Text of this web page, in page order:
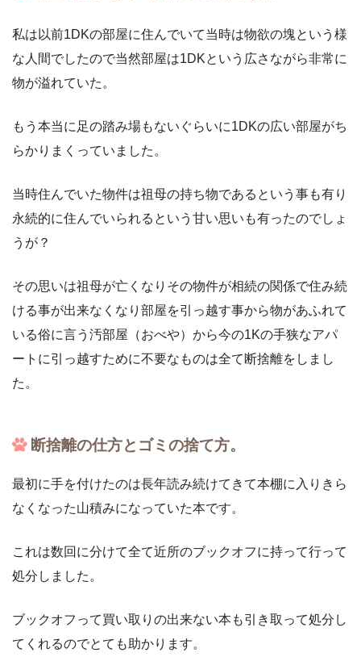
私は以前1DKの部屋に住んでいて当時は物欲の塊という様
な人間でしたので当然部屋は1DKという広さながら非常に
物が溢れていた。
もう本当に足の踏み場もないぐらいに1DKの広い部屋がち
らかりまくっていました。
当時住んでいた物件は祖母の持ち物であるという事も有り
永続的に住んでいられるという甘い思いも有ったのでしょ
うが？
その思いは祖母が亡くなりその物件が相続の関係で住み続
ける事が出来なくなり部屋を引っ越す事から物があふれて
いる俗に言う汚部屋（おべや）から今の1Kの手狭なアパ
ートに引っ越すために不要なものは全て断捨離をしまし
た。
断捨離の仕方とゴミの捨て方。
最初に手を付けたのは長年読み続けてきて本棚に入りきら
なくなった山積みになっていた本です。
これは数回に分けて全て近所のブックオフに持って行って
処分しました。
ブックオフって買い取りの出来ない本も引き取って処分し
てくれるのでとても助かります。